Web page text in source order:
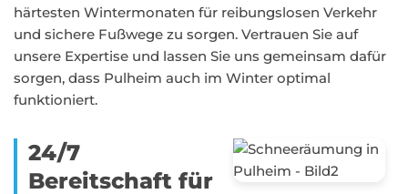
härtesten Wintermonaten für reibungslosen Verkehr
und sichere Fußwege zu sorgen. Vertrauen Sie auf
unsere Expertise und lassen Sie uns gemeinsam dafür
sorgen, dass Pulheim auch im Winter optimal
funktioniert.
24/7
Bereitschaft für